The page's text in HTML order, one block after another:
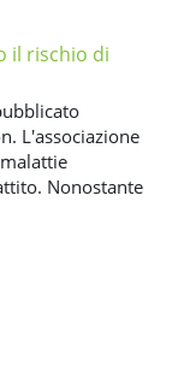
il rischio di
L'associazione
Nonostante